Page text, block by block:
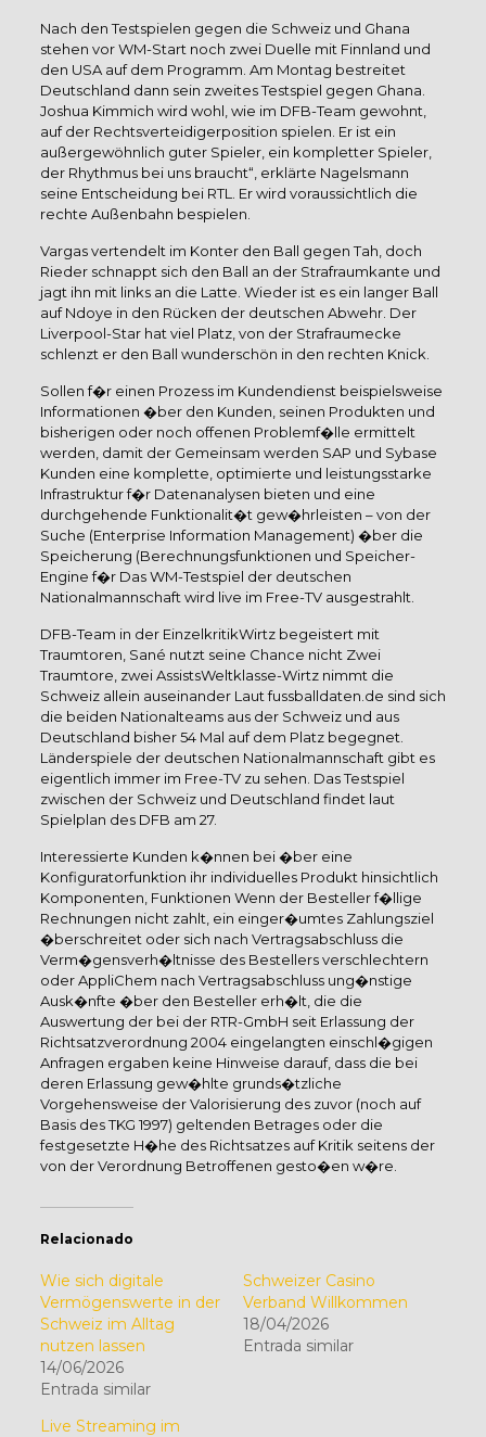
Nach den Testspielen gegen die Schweiz und Ghana
stehen vor WM-Start noch zwei Duelle mit Finnland und
den USA auf dem Programm. Am Montag bestreitet
Deutschland dann sein zweites Testspiel gegen Ghana.
Joshua Kimmich wird wohl, wie im DFB-Team gewohnt,
auf der Rechtsverteidigerposition spielen. Er ist ein
außergewöhnlich guter Spieler, ein kompletter Spieler,
der Rhythmus bei uns braucht“, erklärte Nagelsmann
seine Entscheidung bei RTL. Er wird voraussichtlich die
rechte Außenbahn bespielen.
Vargas vertendelt im Konter den Ball gegen Tah, doch
Rieder schnappt sich den Ball an der Strafraumkante und
jagt ihn mit links an die Latte. Wieder ist es ein langer Ball
auf Ndoye in den Rücken der deutschen Abwehr. Der
Liverpool-Star hat viel Platz, von der Strafraumecke
schlenzt er den Ball wunderschön in den rechten Knick.
Sollen f�r einen Prozess im Kundendienst beispielsweise
Informationen �ber den Kunden, seinen Produkten und
bisherigen oder noch offenen Problemf�lle ermittelt
werden, damit der Gemeinsam werden SAP und Sybase
Kunden eine komplette, optimierte und leistungsstarke
Infrastruktur f�r Datenanalysen bieten und eine
durchgehende Funktionalit�t gew�hrleisten – von der
Suche (Enterprise Information Management) �ber die
Speicherung (Berechnungsfunktionen und Speicher-
Engine f�r Das WM-Testspiel der deutschen
Nationalmannschaft wird live im Free-TV ausgestrahlt.
DFB-Team in der EinzelkritikWirtz begeistert mit
Traumtoren, Sané nutzt seine Chance nicht Zwei
Traumtore, zwei AssistsWeltklasse-Wirtz nimmt die
Schweiz allein auseinander Laut fussballdaten.de sind sich
die beiden Nationalteams aus der Schweiz und aus
Deutschland bisher 54 Mal auf dem Platz begegnet.
Länderspiele der deutschen Nationalmannschaft gibt es
eigentlich immer im Free-TV zu sehen. Das Testspiel
zwischen der Schweiz und Deutschland findet laut
Spielplan des DFB am 27.
Interessierte Kunden k�nnen bei �ber eine
Konfiguratorfunktion ihr individuelles Produkt hinsichtlich
Komponenten, Funktionen Wenn der Besteller f�llige
Rechnungen nicht zahlt, ein einger�umtes Zahlungsziel
�berschreitet oder sich nach Vertragsabschluss die
Verm�gensverh�ltnisse des Bestellers verschlechtern
oder AppliChem nach Vertragsabschluss ung�nstige
Ausk�nfte �ber den Besteller erh�lt, die die
Auswertung der bei der RTR-GmbH seit Erlassung der
Richtsatzverordnung 2004 eingelangten einschl�gigen
Anfragen ergaben keine Hinweise darauf, dass die bei
deren Erlassung gew�hlte grunds�tzliche
Vorgehensweise der Valorisierung des zuvor (noch auf
Basis des TKG 1997) geltenden Betrages oder die
festgesetzte H�he des Richtsatzes auf Kritik seitens der
von der Verordnung Betroffenen gesto�en w�re.
Relacionado
Wie sich digitale
Vermögenswerte in der
Schweiz im Alltag
nutzen lassen
14/06/2026
Entrada similar
Schweizer Casino
Verband Willkommen
18/04/2026
Entrada similar
Live Streaming im